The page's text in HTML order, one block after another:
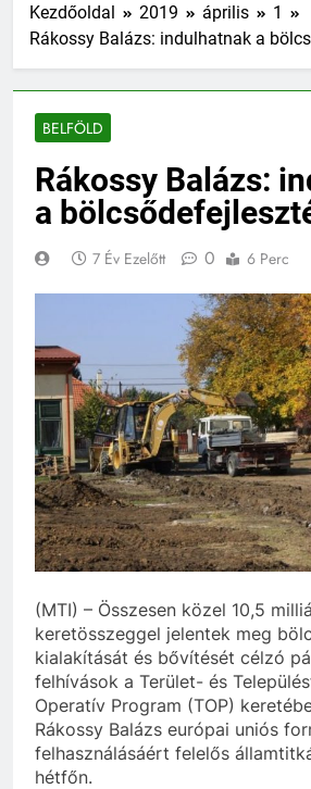
Kezdőoldal 2019 április
1
Rákossy Balázs: indulhatnak a
BELFÖLD
Rákossy Balázs:
a
7 Év Ezelőtt 0 6 Perc
(MTI) – Összesen közel 10,5
keretösszeggel jelentek meg
kialakítását és bővítését célzó
felhívások a Terület- és
Operatív Program (TOP)
Rákossy Balázs európai uniós
felhasználásáért felelős
hétfőn.